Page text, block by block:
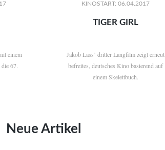
einem
67.
KINOSTART: 06.04.2017
TIGER GIRL
Jakob Lass’ dritter Langfilm zeigt erneut
befreites, deutsches Kino basierend auf
einem Skelettbuch.
Neue Artikel